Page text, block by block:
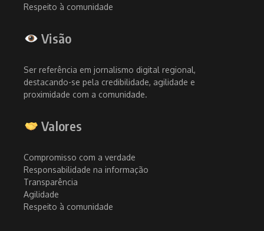
Respeito à comunidade
Visão
Ser referência em jornalismo digital regional,
destacando-se pela credibilidade, agilidade e
proximidade com a comunidade.
Valores
Compromisso com a verdade
Responsabilidade na informação
Transparência
Agilidade
Respeito à comunidade